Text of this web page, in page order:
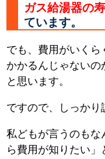
ガス給湯器の
ています。
でも、費用がいくら
かかるんじゃない
と思います。
ですので、しっかり
私どもが言うのも
ら費用が知りたい」